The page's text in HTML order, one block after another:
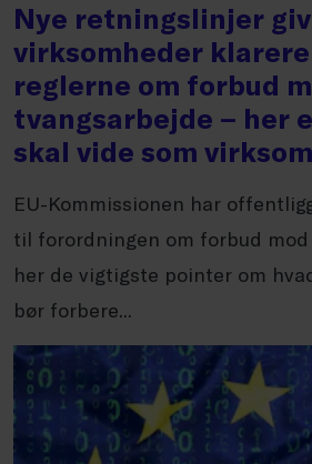
Nye retningslinjer
virksomheder
reglerne om forbud
tvangsarbejde – her
skal vide som
EU-Kommissionen har
til forordningen om forbud mod
her de vigtigste pointer om
bør forbere...